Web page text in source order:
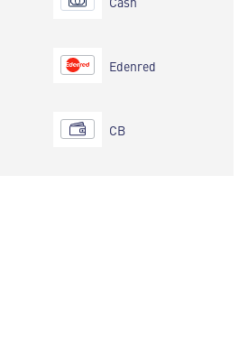
Edenred
CB